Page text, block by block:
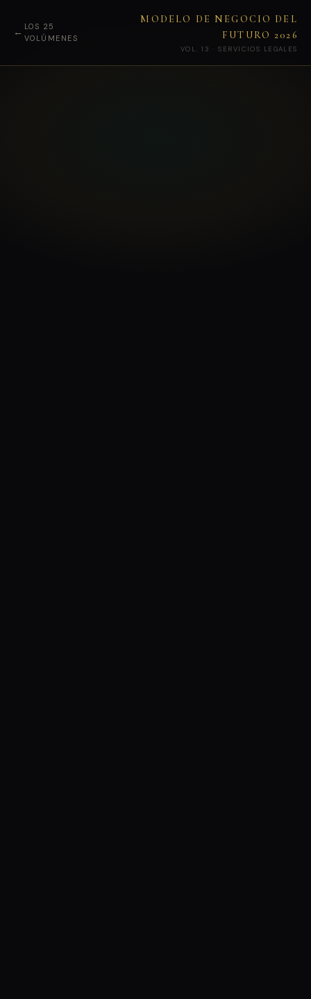
← LOS 25
VOLÚMENES
MODELO DE NEGOCIO DEL
FUTURO 2026
VOL. 13 · SERVICIOS LEGALES